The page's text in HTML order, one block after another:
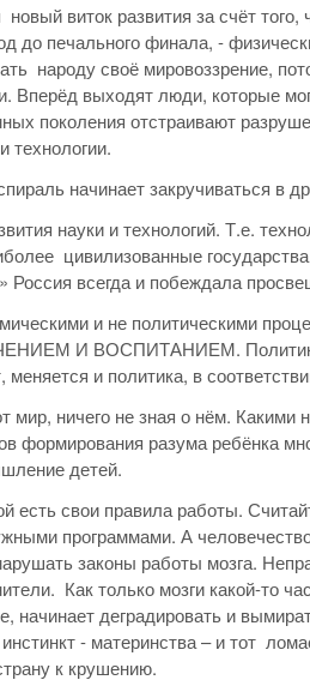
виток развития за счёт
до печального финала, -
народу своё мировоззрение,
Вперёд выходят люди, которые
поколения отстраивают
технологии.
начинает закручиваться в
науки и технологий. Т.е.
цивилизованные
Россия всегда и побеждала
и не политическими
И ВОСПИТАНИЕМ.
и политика, в
ничего не зная о нём. Какими
формирования разума ребёнка
детей.
есть свои правила работы.
программами. А
законы работы мозга.
Как только мозги какой-то
начинает деградировать и
- материнства – и тот
к крушению.